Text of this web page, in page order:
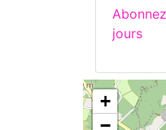
jours
+
−